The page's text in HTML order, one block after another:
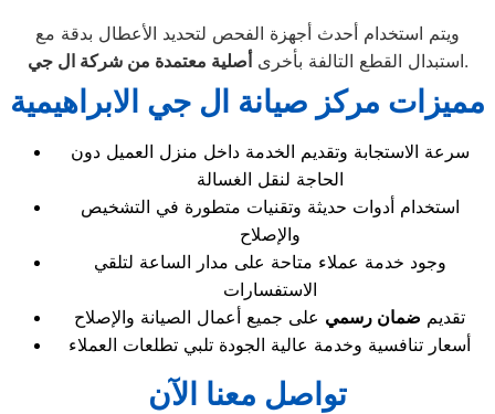
ويتم استخدام أحدث أجهزة الفحص لتحديد الأعطال بدقة مع
استبدال القطع التالفة بأخرى أصلية معتمدة من شركة ال جي .
مميزات مركز صيانة ال جي الابراهيمية
سرعة الاستجابة وتقديم الخدمة داخل منزل العميل دون
الحاجة لنقل الغسالة
استخدام أدوات حديثة وتقنيات متطورة في التشخيص
والإصلاح
وجود خدمة عملاء متاحة على مدار الساعة لتلقي
الاستفسارات
تقديم ضمان رسمي على جميع أعمال الصيانة والإصلاح
أسعار تنافسية وخدمة عالية الجودة تلبي تطلعات العملاء
تواصل معنا الآن